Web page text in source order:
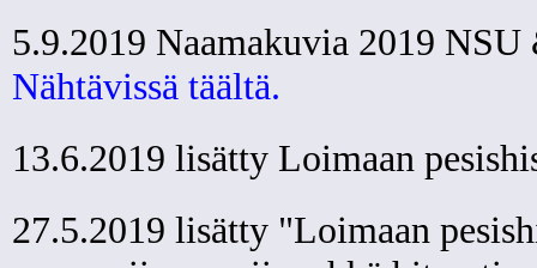
5.9.2019 Naamakuvia 2019
Nähtävissä täältä.
13.6.2019 lisätty Loimaan
27.5.2019 lisätty "Loimaan